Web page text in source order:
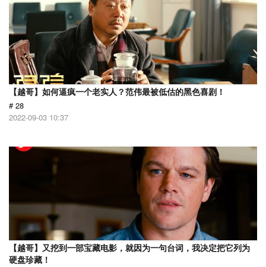
【越哥】如何逼疯一个老实人？范伟最被低估的黑色喜剧！
# 28
2022-09-03 10:37
【越哥】又挖到一部宝藏电影，就因为一句台词，我决定把它列为
硬盘珍藏！